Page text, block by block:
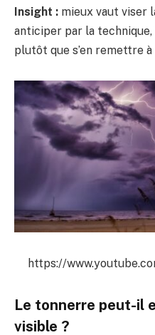
Insight : mieux vaut viser
anticiper par la technique,
plutôt que s’en remettre
https://
Le tonnerre peut-il
visible ?